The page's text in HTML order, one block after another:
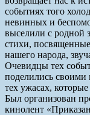
событиях того
невинных и
выселили с родной
стихи,
нашего народа,
Очевидцы тех
поделились своими
тех ужасах,
Был организован
кинолент